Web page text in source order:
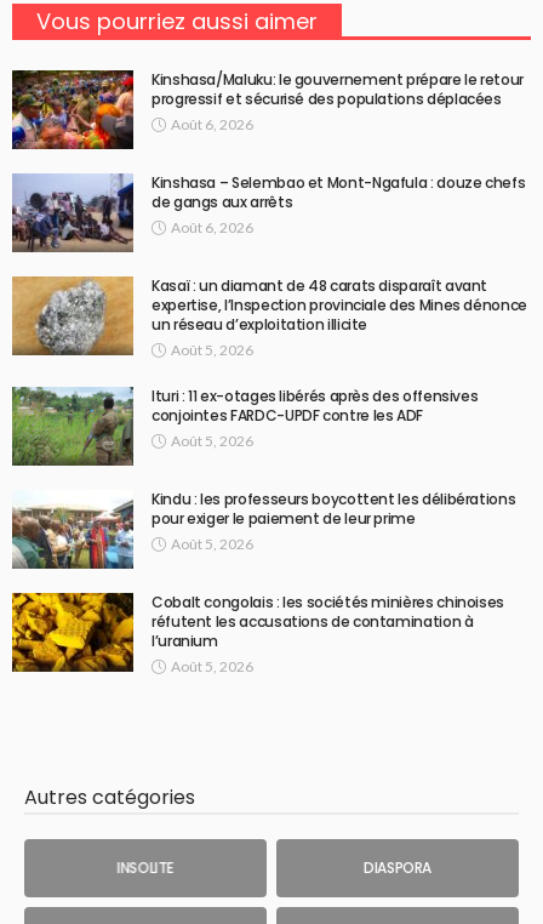
Vous pourriez aussi aimer
Kinshasa/Maluku: le gouvernement prépare le retour
progressif et sécurisé des populations déplacées
Août 6, 2026
Kinshasa – Selembao et Mont-Ngafula : douze chefs
de gangs aux arrêts
Août 6, 2026
Kasaï : un diamant de 48 carats disparaît avant
expertise, l’Inspection provinciale des Mines dénonce
un réseau d’exploitation illicite
Août 5, 2026
Ituri : 11 ex-otages libérés après des offensives
conjointes FARDC-UPDF contre les ADF
Août 5, 2026
Kindu : les professeurs boycottent les délibérations
pour exiger le paiement de leur prime
Août 5, 2026
Cobalt congolais : les sociétés minières chinoises
réfutent les accusations de contamination à
l’uranium
Août 5, 2026
Autres catégories
INSOLITE DIASPORA